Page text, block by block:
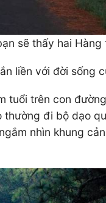
sẽ thấy hai
liền với đời sống
tuổi trên con
đi bộ dạo
nhìn khung